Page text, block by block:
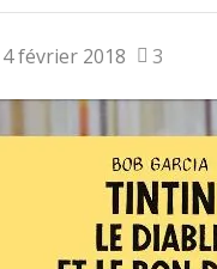
février 2018 3